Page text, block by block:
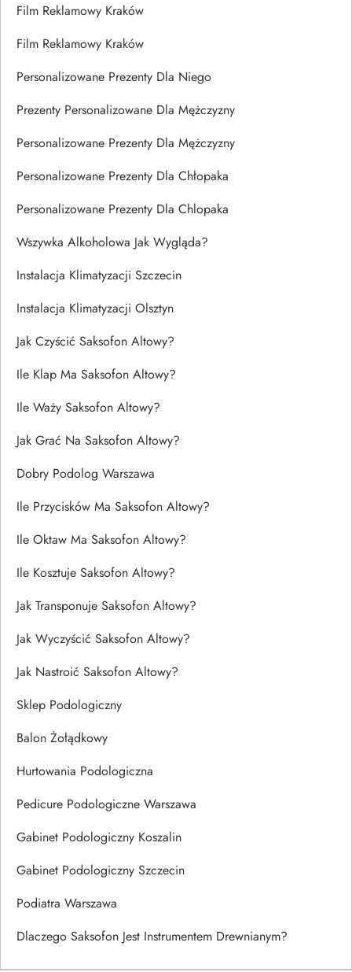
Film Reklamowy Kraków
Film Reklamowy Kraków
Personalizowane Prezenty Dla Niego
Prezenty Personalizowane Dla Mężczyzny
Personalizowane Prezenty Dla Mężczyzny
Personalizowane Prezenty Dla Chłopaka
Personalizowane Prezenty Dla Chlopaka
Wszywka Alkoholowa Jak Wygląda?
Instalacja Klimatyzacji Szczecin
Instalacja Klimatyzacji Olsztyn
Jak Czyścić Saksofon Altowy?
Ile Klap Ma Saksofon Altowy?
Ile Waży Saksofon Altowy?
Jak Grać Na Saksofon Altowy?
Dobry Podolog Warszawa
Ile Przycisków Ma Saksofon Altowy?
Ile Oktaw Ma Saksofon Altowy?
Ile Kosztuje Saksofon Altowy?
Jak Transponuje Saksofon Altowy?
Jak Wyczyścić Saksofon Altowy?
Jak Nastroić Saksofon Altowy?
Sklep Podologiczny
Balon Żołądkowy
Hurtowania Podologiczna
Pedicure Podologiczne Warszawa
Gabinet Podologiczny Koszalin
Gabinet Podologiczny Szczecin
Podiatra Warszawa
Dlaczego Saksofon Jest Instrumentem Drewnianym?